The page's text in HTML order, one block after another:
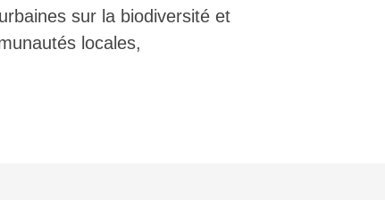
sur la biodiversité et
locales,